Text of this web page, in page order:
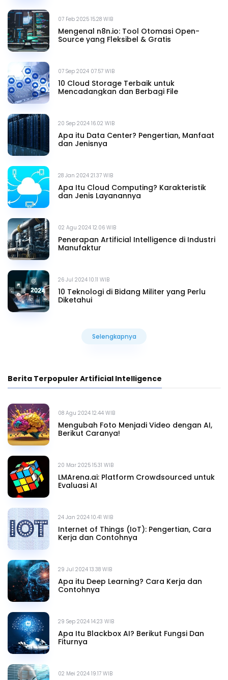
07 Feb 2025 15.28 WIB
Mengenal n8n.io: Tool Otomasi Open-
Source yang Fleksibel & Gratis
07 Sep 2024 07.57 WIB
10 Cloud Storage Terbaik untuk
Mencadangkan dan Berbagi File
20 Sep 2024 16.02 WIB
Apa itu Data Center? Pengertian, Manfaat
dan Jenisnya
28 Jan 2024 21.37 WIB
Apa Itu Cloud Computing? Karakteristik
dan Jenis Layanannya
02 Agu 2024 12.06 WIB
Penerapan Artificial Intelligence di Industri
Manufaktur
26 Jul 2024 10.11 WIB
10 Teknologi di Bidang Militer yang Perlu
Diketahui
Selengkapnya
Berita Terpopuler Artificial Intelligence
08 Agu 2024 12.44 WIB
Mengubah Foto Menjadi Video dengan AI,
Berikut Caranya!
20 Mar 2025 15.31 WIB
LMArena.ai: Platform Crowdsourced untuk
Evaluasi AI
24 Jan 2024 10.41 WIB
Internet of Things (IoT): Pengertian, Cara
Kerja dan Contohnya
29 Jul 2024 13.38 WIB
Apa itu Deep Learning? Cara Kerja dan
Contohnya
29 Sep 2024 14.23 WIB
Apa Itu Blackbox AI? Berikut Fungsi Dan
Fiturnya
02 Mei 2024 19.17 WIB